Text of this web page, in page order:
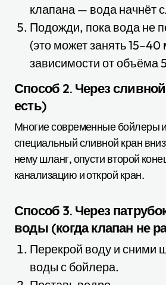
клапана — вода начнёт
Подожди, пока вода не
(это может занять 15–40
зависимости от объёма
Способ 2. Через
есть)
Многие современные бойлеры
специальный сливной кран
нему шланг, опусти второй
канализацию и открой кран.
Способ 3. Через
воды (когда клапан не
Перекрой воду и сними
воды с бойлера.